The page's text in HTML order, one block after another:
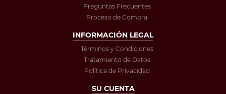
Preguntas Frecuentes
Proceso de Compra
INFORMACIÓN LEGAL
Términos y Condiciones
Tratamiento de Datos
Política de Privacidad
SU CUENTA